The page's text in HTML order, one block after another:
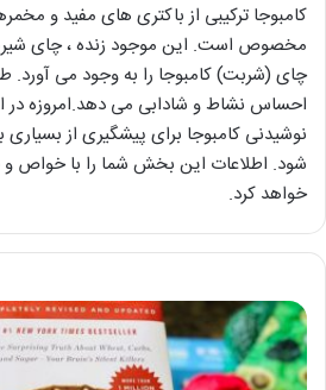
کامبوجا ترکیبی از باکتری های مفید و
مخصوص است. این موجود زنده ، چای
چای (شربت) کامبوجا را به وجود می آورد.
احساس نشاط و شادابی می دهد.امروزه در
نوشیدنی کامبوجا برای پیشگیری از بسیاری
شود. اطلاعات این بخش شما را با خواص و
خواهد کرد.